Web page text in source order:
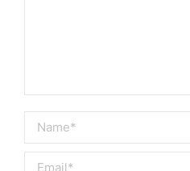
Name *
Email *